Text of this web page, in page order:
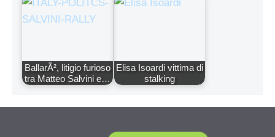
BallarÃ², litigio furioso
tra Matteo Salvini e…
Elisa Isoardi vittima di
stalking